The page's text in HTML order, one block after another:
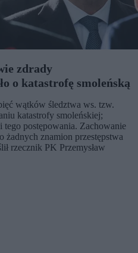
zdrady
o katastrofę smoleńską
wątków śledztwa ws. tzw.
katastrofy smoleńskiej;
tego postępowania. Zachowanie
żadnych znamion przestępstwa
rzecznik PK Przemysław